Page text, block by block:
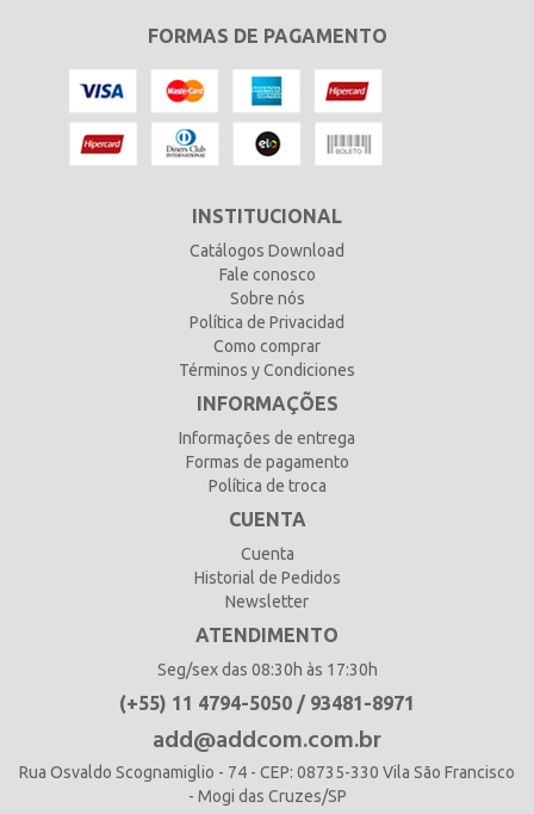
FORMAS DE PAGAMENTO
INSTITUCIONAL
Catálogos Download
Fale conosco
Sobre nós
Política de Privacidad
Como comprar
Términos y Condiciones
INFORMAÇÕES
Informações de entrega
Formas de pagamento
Política de troca
CUENTA
Cuenta
Historial de Pedidos
Newsletter
ATENDIMENTO
Seg/sex das 08:30h às 17:30h
(+55) 11 4794-5050 / 93481-8971
add@addcom.com.br
Rua Osvaldo Scognamiglio - 74 - CEP: 08735-330 Vila São Francisco
- Mogi das Cruzes/SP